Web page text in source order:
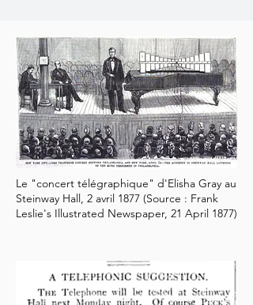
Le "concert télégraphique" d'Elisha Gray au
Steinway Hall, 2 avril 1877 (Source : Frank
Leslie's Illustrated Newspaper, 21 April 1877)